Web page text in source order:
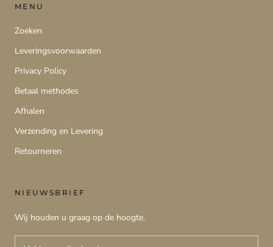
MENU
Zoeken
Leveringsvoorwaarden
Privacy Policy
Betaal methodes
Afhalen
Verzending en Levering
Retourneren
NIEUWSBRIEF
Wij houden u graag op de hoogte.